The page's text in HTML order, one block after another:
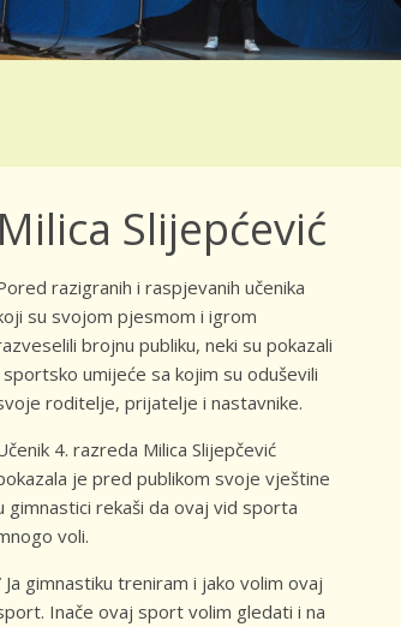
Milica Slijepćević
razigranih i raspjevanih učenika
su svojom pjesmom i igrom
brojnu publiku, neki su pokazali
sportsko umijeće sa kojim su oduševili
roditelje, prijatelje i nastavnike.
4. razreda Milica Slijepčević
je pred publikom svoje vještine
gimnastici rekaši da ovaj vid sporta
voli.
Ja gimnastiku treniram i jako volim ovaj
Inače ovaj sport volim gledati i na